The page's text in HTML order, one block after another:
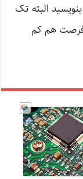
البته تک
فرصت هم کم